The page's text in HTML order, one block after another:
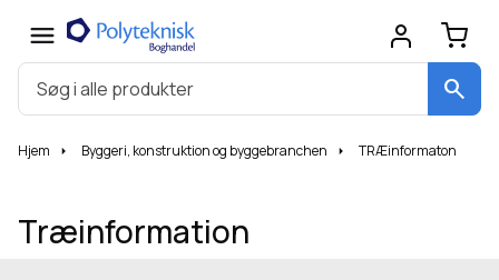
search
Hjem Byggeri, konstruktion og byggebranchen TRÆinformaton
Træinformation